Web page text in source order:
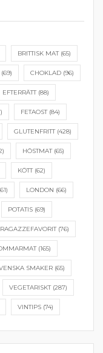
BRITTISK MAT(65)
(69) CHOKLAD (96)
EFTERRÄTT(88)
FETAOST(84)
GLUTENFRITT(428)
HÖSTMAT(65)
KÖTT(62)
LONDON (66)
POTATIS(69)
RAGAZZEFAVORIT(76)
(165)
SMAKER(65)
VEGETARISKT(287)
VINTIPS (74)